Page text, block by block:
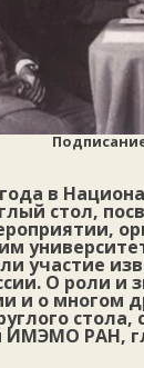
в
стол,
участие
О роли и
и о многом
ИМЭМО РАН,